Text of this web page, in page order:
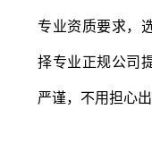
专业资质要求，
择专业正规公司
严谨，不用担心出